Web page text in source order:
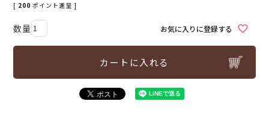
[ 200 ポイント進呈 ]
お気に入りに登録する
カートに入れる